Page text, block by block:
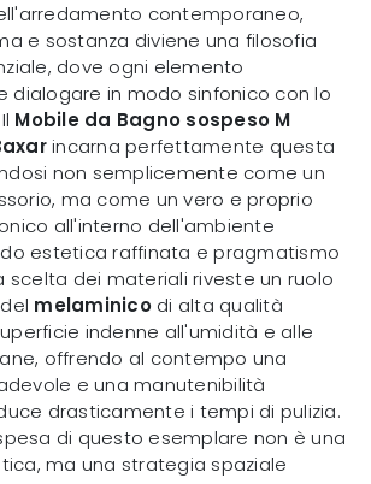
contemporaneo,
e sostanza diviene una filosofia
dove ogni elemento
dialogare in modo sinfonico con lo
Mobile da Bagno sospeso M
incarna perfettamente questa
non semplicemente come un
ma come un vero e proprio
all'interno dell'ambiente
estetica raffinata e pragmatismo
scelta dei materiali riveste un ruolo
melaminicodi alta qualità
indenne all'umidità e alle
offrendo al contempo una
e una manutenibilità
drasticamente i tempi di pulizia.
di questo esemplare non è una
ma una strategia spaziale